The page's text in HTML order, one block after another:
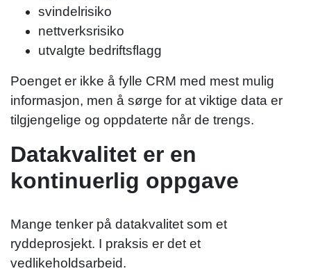
svindelrisiko
nettverksrisiko
utvalgte bedriftsflagg
Poenget er ikke å fylle CRM med mest mulig
informasjon, men å sørge for at viktige data er
tilgjengelige og oppdaterte når de trengs.
Datakvalitet er en
kontinuerlig oppgave
Mange tenker på datakvalitet som et
ryddeprosjekt. I praksis er det et
vedlikeholdsarbeid.